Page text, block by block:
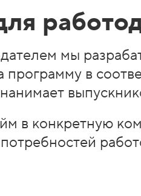
мы
программу в
в конкретную